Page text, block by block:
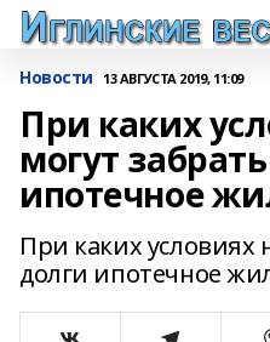
Новости 13 АВГУСТА 2019, 11:09
При каких
могут
ипотечное
При каких условиях
долги ипотечное